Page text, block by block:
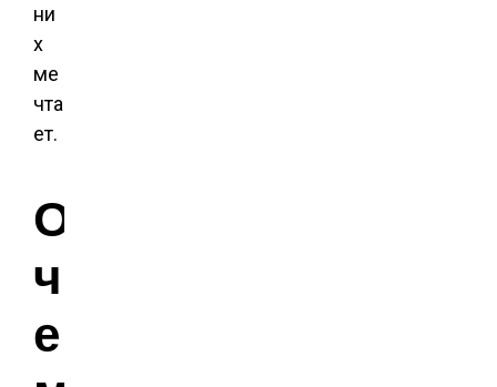
ни
х
ме
чта
ет.
О
ч
е